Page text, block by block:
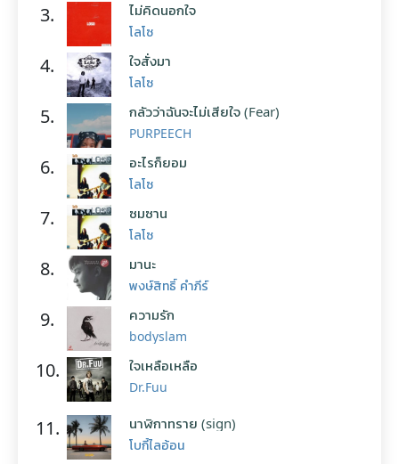
3. ไม่คิดนอกใจ
โลโซ
4. ใจสั่งมา
โลโซ
5. กลัวว่าฉันจะไม่เสียใจ (Fear)
PURPEECH
6. อะไรก็ยอม
โลโซ
7. ซมซาน
โลโซ
8. มานะ
พงษ์สิทธิ์ คำภีร์
9. ความรัก
bodyslam
10. ใจเหลือเหลือ
Dr.Fuu
11. นาฬิกาทราย (sign)
โบกี้ไลอ้อน